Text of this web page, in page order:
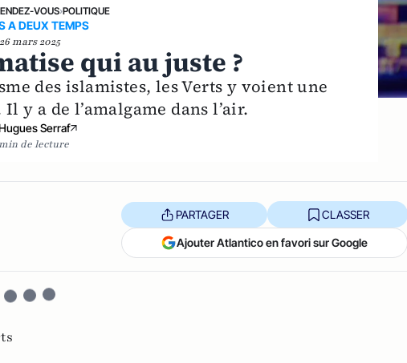
VOUS›POLITIQUE
A DEUX TEMPS
26 mars 2025
qui au juste ?
des islamistes, les Verts y voient une
y a de l’amalgame dans l’air.
Serraf
de lecture
PARTAGER CLASSER
Ajouter Atlantico en favori sur Google